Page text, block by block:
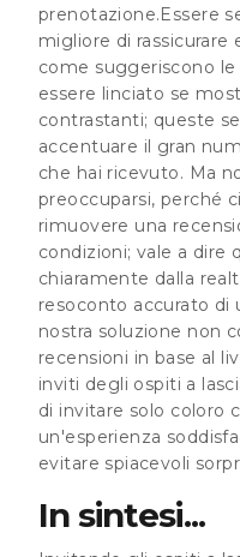
prenotazione.Essere
migliore di
come suggeriscono
essere linciato se
contrastanti; queste
accentuare il gran
che hai ricevuto. Ma
preoccuparsi, perché
rimuovere una
condizioni; vale a dire
chiaramente dalla
resoconto accurato di
nostra soluzione non
recensioni in base al
inviti degli ospiti a
di invitare solo coloro
un'esperienza
evitare spiacevoli
In sintesi...